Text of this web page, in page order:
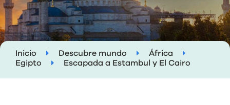
Inicio Descubre mundo
África
Egipto
Escapada a Estambul y El Cairo